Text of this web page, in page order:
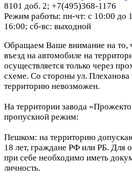
8101 доб. 2; +7(495)368-1176
Режим работы: пн-чт: с 10:00 до
16:00; сб-вс: выходной
Обращаем Ваше внимание на то,
въезд на автомобиле на
осуществляется только через
схеме. Со стороны ул. Плеханова
территорию невозможен.
На территории завода
пропускной режим:
Пешком: на территорию
18 лет, граждане РФ или РБ. Для
при себе необходимо иметь
личность.